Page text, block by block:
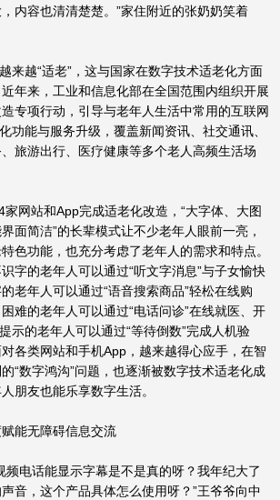
内容也清清楚楚。”家住附近的张奶奶笑着
来越“适老”，这与国家在数字技术适老化方面
年来，工业和信息化部在全国范围内组织开展
专项行动，引导与老年人生活中常用的互联网
功能与服务升级，覆盖新闻资讯、社交通讯、
旅游出行、医疗健康等多个老人高频生活场
网站和App完成适老化改造，“大字体、大图
面简洁”的长辈模式让不少老年人眼前一亮，
色功能，也充分考虑了老年人的需求和特点。
字的老年人可以通过“听文字消息”与子女愉快
老年人可以通过“语音搜索商品”轻松在线购
难的老年人可以通过“电话问诊”在线就医、开
示的老年人可以通过“等待倒数”完成人机验
各类网站和手机App，越来越得心应手，在智
“数字鸿沟”问题，也逐渐被数字技术适老化成
朋友也能乐享数字生活。
能无障碍信息交流
频电话能显示字幕是不是真的呀？我年纪大了
音，这个产品具体怎么使用呀？”王爷爷向中